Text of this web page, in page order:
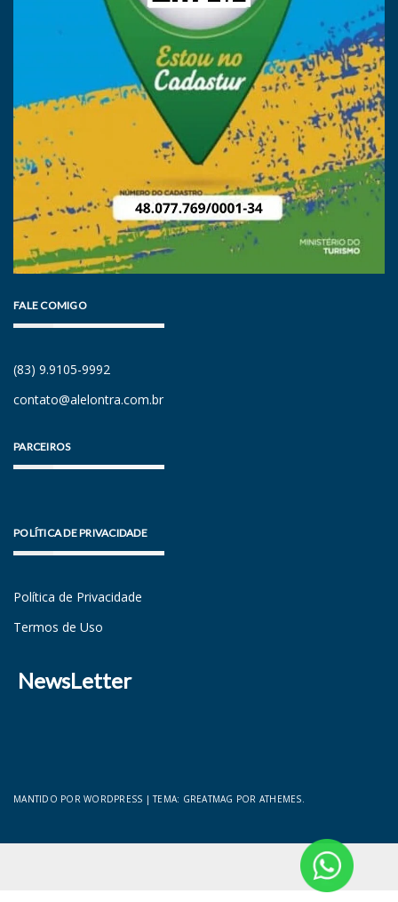
FALE COMIGO
(83) 9.9105-9992
contato@alelontra.com.br
PARCEIROS
POLÍTICA DE PRIVACIDADE
Política de Privacidade
Termos de Uso
NewsLetter
MANTIDO POR WORDPRESS |TEMA: GREATMAG POR ATHEMES.